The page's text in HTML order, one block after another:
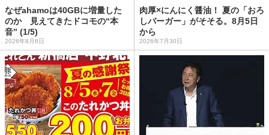
なぜahamoは40GBに増量した
のか 見えてきたドコモの“本
音” (1/5)
2026年8月6日
肉厚×にんにく醤油！ 夏の「おろ
しバーガー」がそそる。8月5日
から
2026年7月30日